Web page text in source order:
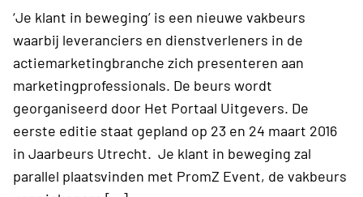
‘Je klant in beweging’ is een nieuwe vakbeurs
waarbij leveranciers en dienstverleners in de
actiemarketingbranche zich presenteren aan
marketingprofessionals. De beurs wordt
georganiseerd door Het Portaal Uitgevers. De
eerste editie staat gepland op 23 en 24 maart 2016
in Jaarbeurs Utrecht. Je klant in beweging zal
parallel plaatsvinden met PromZ Event, de vakbeurs